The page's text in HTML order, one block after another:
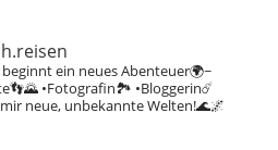
ein neues Abenteuer🌍~
•Fotografin🏞️ •Bloggerin☄️
neue, unbekannte Welten!🌊🌌